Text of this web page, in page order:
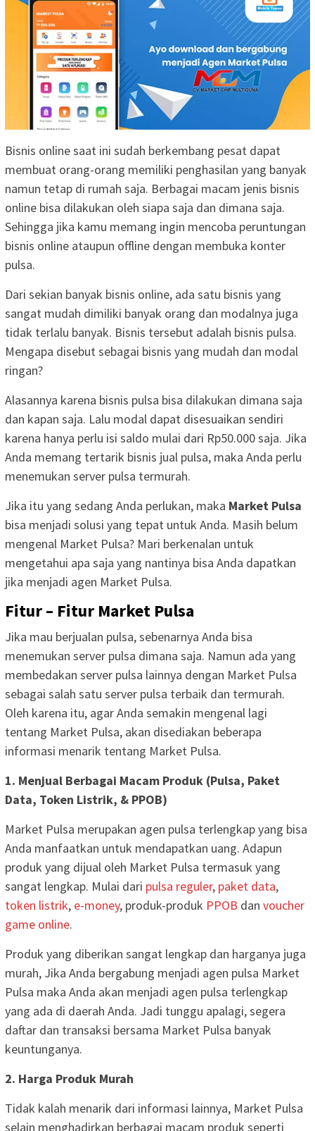
Bisnis online saat ini sudah berkembang pesat dapat
membuat orang-orang memiliki penghasilan yang banyak
namun tetap di rumah saja. Berbagai macam jenis bisnis
online bisa dilakukan oleh siapa saja dan dimana saja.
Sehingga jika kamu memang ingin mencoba peruntungan
bisnis online ataupun offline dengan membuka konter
pulsa.
Dari sekian banyak bisnis online, ada satu bisnis yang
sangat mudah dimiliki banyak orang dan modalnya juga
tidak terlalu banyak. Bisnis tersebut adalah bisnis pulsa.
Mengapa disebut sebagai bisnis yang mudah dan modal
ringan?
Alasannya karena bisnis pulsa bisa dilakukan dimana saja
dan kapan saja. Lalu modal dapat disesuaikan sendiri
karena hanya perlu isi saldo mulai dari Rp50.000 saja. Jika
Anda memang tertarik bisnis jual pulsa, maka Anda perlu
menemukan server pulsa termurah.
Jika itu yang sedang Anda perlukan, maka Market Pulsa
bisa menjadi solusi yang tepat untuk Anda. Masih belum
mengenal Market Pulsa? Mari berkenalan untuk
mengetahui apa saja yang nantinya bisa Anda dapatkan
jika menjadi agen Market Pulsa.
Fitur – Fitur Market Pulsa
Jika mau berjualan pulsa, sebenarnya Anda bisa
menemukan server pulsa dimana saja. Namun ada yang
membedakan server pulsa lainnya dengan Market Pulsa
sebagai salah satu server pulsa terbaik dan termurah.
Oleh karena itu, agar Anda semakin mengenal lagi
tentang Market Pulsa, akan disediakan beberapa
informasi menarik tentang Market Pulsa.
1. Menjual Berbagai Macam Produk (Pulsa, Paket
Data, Token Listrik, & PPOB)
Market Pulsa merupakan agen pulsa terlengkap yang bisa
Anda manfaatkan untuk mendapatkan uang. Adapun
produk yang dijual oleh Market Pulsa termasuk yang
sangat lengkap. Mulai dari pulsa reguler, paket data,
token listrik, e-money, produk-produk PPOB dan voucher
game online.
Produk yang diberikan sangat lengkap dan harganya juga
murah, Jika Anda bergabung menjadi agen pulsa Market
Pulsa maka Anda akan menjadi agen pulsa terlengkap
yang ada di daerah Anda. Jadi tunggu apalagi, segera
daftar dan transaksi bersama Market Pulsa banyak
keuntunganya.
2. Harga Produk Murah
Tidak kalah menarik dari informasi lainnya, Market Pulsa
selain menghadirkan berbagai macam produk seperti